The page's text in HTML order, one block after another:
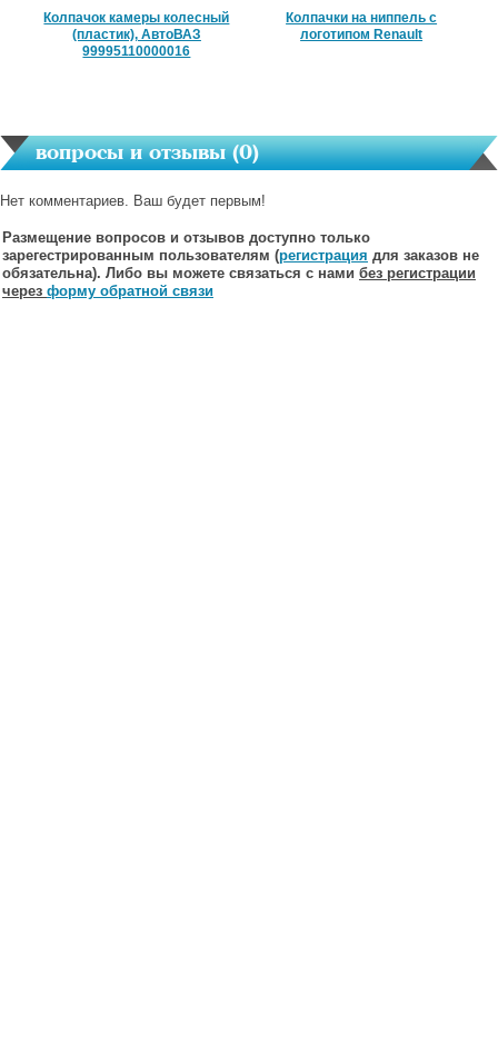
Колпачок камеры колесный
(пластик), АвтоВАЗ
99995110000016
Колпачки на ниппель с
логотипом Renault
вопросы и отзывы (0)
Нет комментариев. Ваш будет первым!
Размещение вопросов и отзывов доступно только
зарегестрированным пользователям (регистрация для заказов не
обязательна). Либо вы можете связаться с нами без регистрации
через форму обратной связи